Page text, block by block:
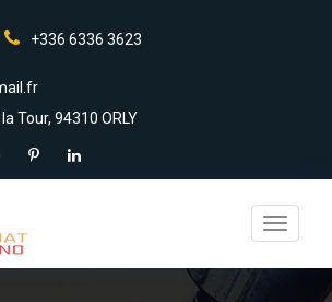
+336 6336 3623
Tour, 94310 ORLY
Toggle